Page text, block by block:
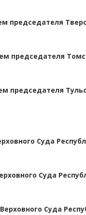
председателя
председателя
председателя
Суда
Суда
Суда